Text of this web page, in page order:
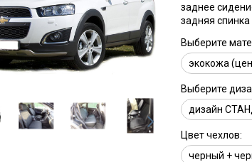
заднее
задняя
Выберите
Выберите
Цвет чехлов: